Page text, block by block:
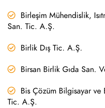
Birleşim Mühendislik,
San. Tic. A.Ş.
Birlik Dış Tic. A.Ş.
Birsan Birlik Gıda San.
Bis Çözüm Bilgisayar
Tic. A.Ş.